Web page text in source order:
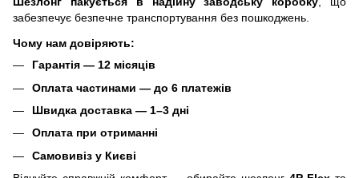
забезпечує безпечне транспортування без пошкоджень.
Чому нам довіряють:
Гарантія — 12 місяців
Оплата частинами — до 6 платежів
Швидка доставка — 1–3 дні
Оплата при отриманні
Самовивіз у Києві